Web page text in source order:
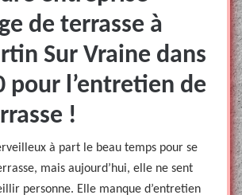
de terrasse à
Sur Vraine dans
pour l’entretien de
!
à part le beau temps pour se
mais aujourd’hui, elle ne sent
personne. Elle manque d’entretien